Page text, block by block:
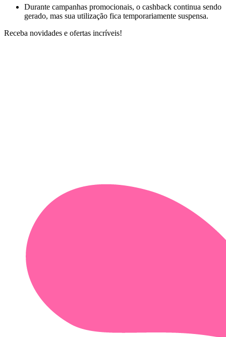
Durante campanhas promocionais, o cashback continua sendo
gerado, mas sua utilização fica temporariamente suspensa.
Receba novidades e ofertas incríveis!